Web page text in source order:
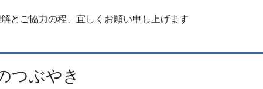
とご協力の程、宜しくお願い申し上げます
つぶやき